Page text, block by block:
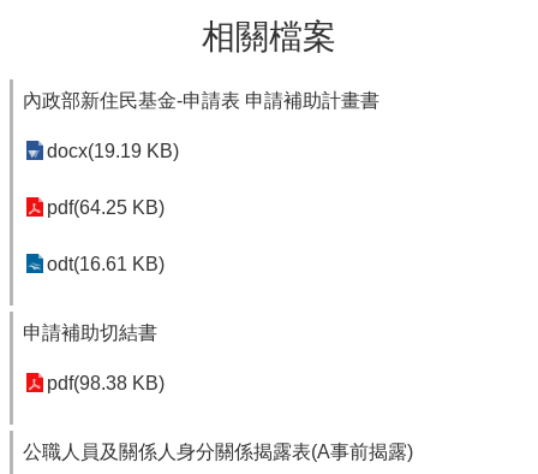
相關檔案
內政部新住民基金-申請表 申請補助計畫書
docx(19.19 KB)
pdf(64.25 KB)
odt(16.61 KB)
申請補助切結書
pdf(98.38 KB)
公職人員及關係人身分關係揭露表(A事前揭露)